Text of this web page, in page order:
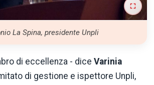
La Spina, presidente Unpli
di eccellenza - dice Varinia
di gestione e ispettore Unpli,